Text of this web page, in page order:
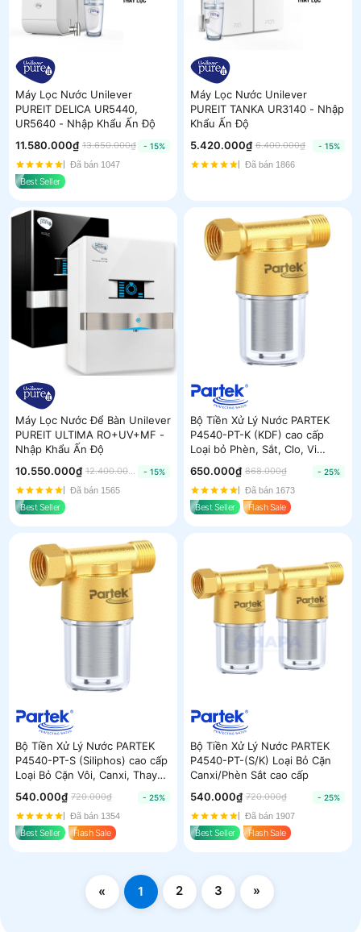
Máy Lọc Nước Unilever
PUREIT DELICA UR5440,
UR5640 - Nhập Khẩu Ấn Độ
11.580.000₫ 13.650.000₫
- 15%
Đã bán 1047
Best Seller
Máy Lọc Nước Unilever
PUREIT TANKA UR3140 - Nhập
Khẩu Ấn Độ
5.420.000₫ 6.400.000₫
- 15%
Đã bán 1866
Máy Lọc Nước Để Bàn Unilever
PUREIT ULTIMA RO+UV+MF -
Nhập Khẩu Ấn Độ
10.550.000₫
- 15%
Đã bán 1565
Best Seller
Bộ Tiền Xử Lý Nước PARTEK
P4540-PT-K (KDF) cao cấp
Loại bỏ Phèn, Sắt, Clo, Vi
650.000₫ 868.000₫
- 25%
Đã bán 1673
Best Seller Flash Sale
Bộ Tiền Xử Lý Nước PARTEK
P4540-PT-S (Siliphos) cao cấp
Loại Bỏ Cặn Vôi, Canxi, Thay
540.000₫ 720.000₫
- 25%
Đã bán 1354
Best Seller Flash Sale
Bộ Tiền Xử Lý Nước PARTEK
P4540-PT-(S/K) Loại Bỏ Cặn
Canxi/Phèn Sắt cao cấp
540.000₫ 720.000₫
- 25%
Đã bán 1907
Best Seller Flash Sale
« 1 2 3 »